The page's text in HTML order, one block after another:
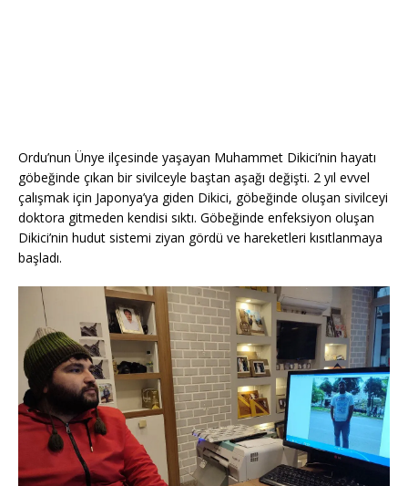
Ordu’nun Ünye ilçesinde yaşayan Muhammet Dikici’nin hayatı
göbeğinde çıkan bir sivilceyle baştan aşağı değişti. 2 yıl evvel
çalışmak için Japonya’ya giden Dikici, göbeğinde oluşan sivilceyi
doktora gitmeden kendisi sıktı. Göbeğinde enfeksiyon oluşan
Dikici’nin hudut sistemi ziyan gördü ve hareketleri kısıtlanmaya
başladı.